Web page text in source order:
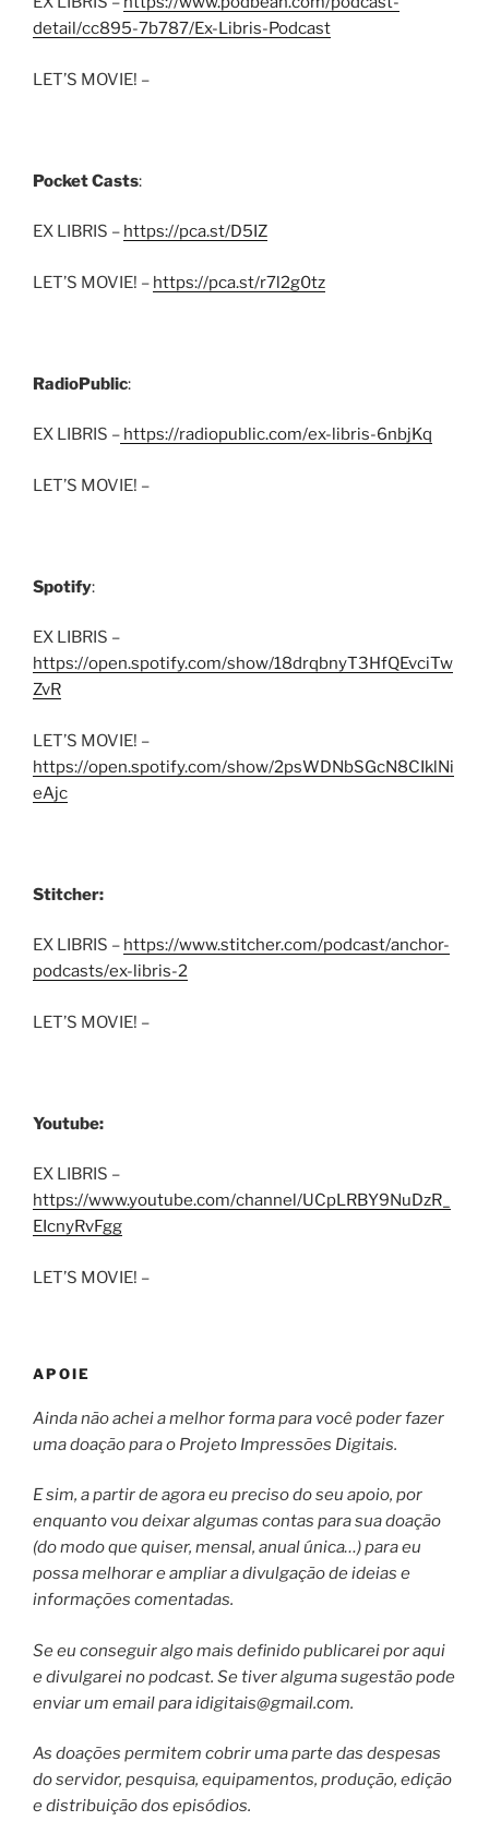
detail/cc895-7b787/Ex-Libris-Podcast
LET’S MOVIE! –
Pocket Casts:
EX LIBRIS – https://pca.st/D5IZ
LET’S MOVIE! – https://pca.st/r7l2g0tz
RadioPublic:
EX LIBRIS – https://radiopublic.com/ex-libris-6nbjKq
LET’S MOVIE! –
Spotify:
EX LIBRIS –
https://open.spotify.com/show/18drqbnyT3HfQEvciTw
ZvR
LET’S MOVIE! –
https://open.spotify.com/show/2psWDNbSGcN8CIklNi
eAjc
Stitcher:
EX LIBRIS – https://www.stitcher.com/podcast/anchor-
podcasts/ex-libris-2
LET’S MOVIE! –
Youtube:
EX LIBRIS –
https://www.youtube.com/channel/UCpLRBY9NuDzR_
EIcnyRvFgg
LET’S MOVIE! –
APOIE
Ainda não achei a melhor forma para você poder fazer
uma doação para o Projeto Impressões Digitais.
E sim, a partir de agora eu preciso do seu apoio, por
enquanto vou deixar algumas contas para sua doação
(do modo que quiser, mensal, anual única…) para eu
possa melhorar e ampliar a divulgação de ideias e
informações comentadas.
Se eu conseguir algo mais definido publicarei por aqui
e divulgarei no podcast. Se tiver alguma sugestão pode
enviar um email paraidigitais@gmail.com.
As doações permitem cobrir uma parte das despesas
do servidor, pesquisa, equipamentos, produção, edição
e distribuição dos episódios.